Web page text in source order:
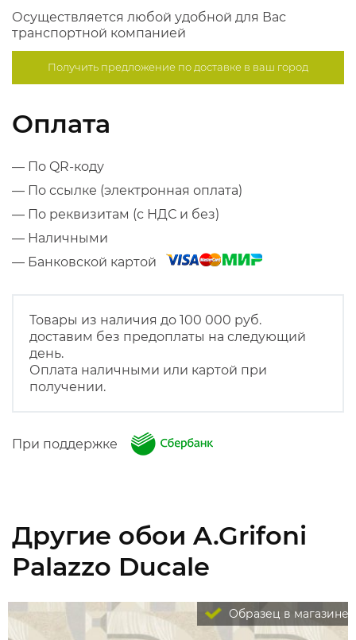
Осуществляется любой удобной для Вас
транспортной компанией
Получить предложение подоставке в ваш город
Оплата
— По QR-коду
— По ссылке (электронная оплата)
— По реквизитам (с НДС и без)
— Наличными
— Банковской картой
Товары из наличия до 100 000 руб.
доставим без предоплаты на следующий
день.
Оплата наличными или картой при
получении.
При поддержке
Другие обои A.Grifoni
Palazzo Ducale
Образец в магазине